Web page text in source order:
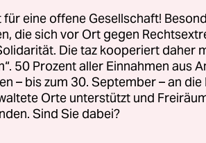
eine offene Gesellschaft!
die sich vor Ort gegen
Die taz kooperiert daher
50 Prozent aller Einnahmen aus
– bis zum 30. September – an
Orte unterstützt und
Sind Sie dabei?